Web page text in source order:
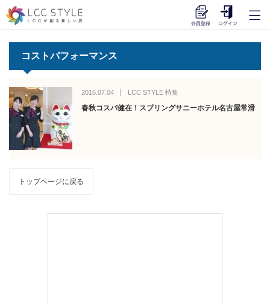
コストパフォーマンス
2016.07.04 LCC STYLE 特集
春秋コスパ健在！スプリングサニーホテル名古屋常滑
トップページに戻る